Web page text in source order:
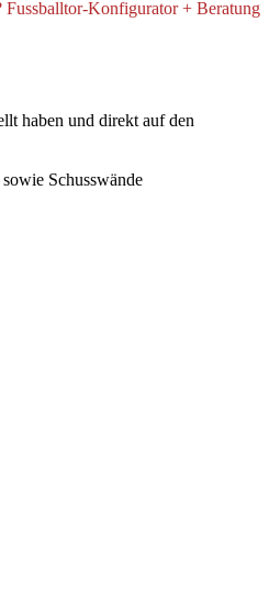
haben und direkt auf den
Schusswände